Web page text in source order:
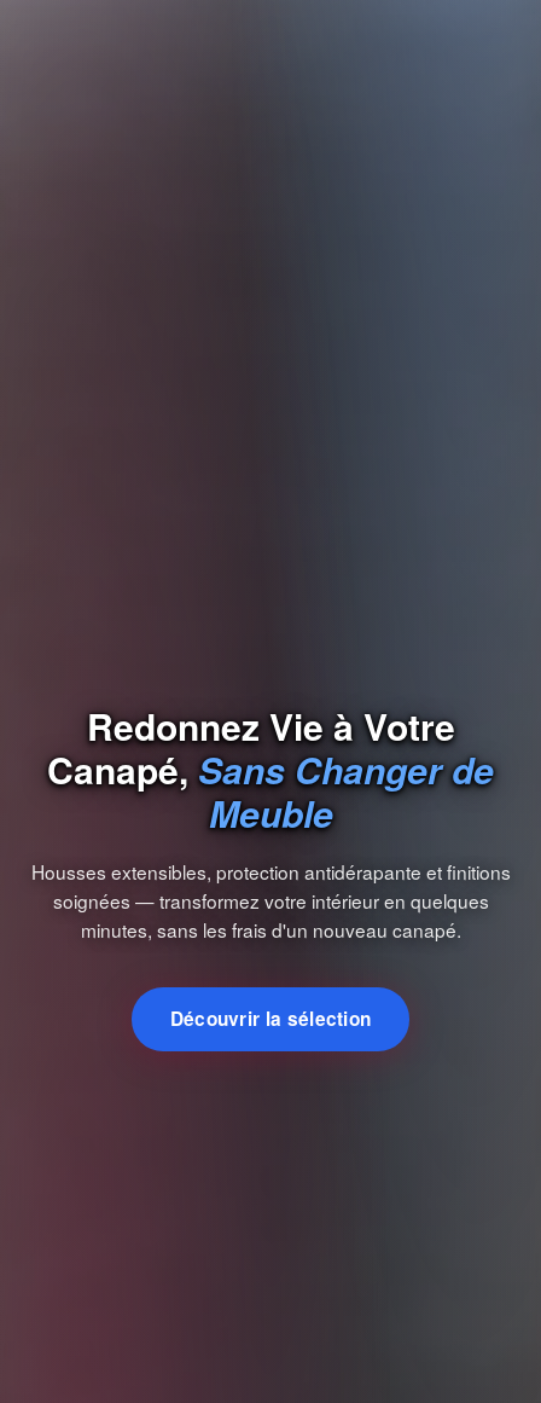
Redonnez Vie à Votre
Canapé,Sans Changer de
Meuble
Housses extensibles, protection antidérapante et finitions
soignées — transformez votre intérieur en quelques
minutes, sans les frais d'un nouveau canapé.
Découvrir la sélection